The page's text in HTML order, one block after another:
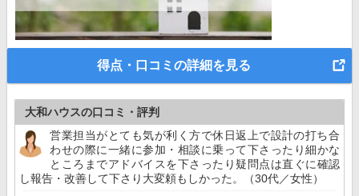
得点・口コミの詳細を見る
大和ハウスの口コミ・評判
営業担当がとても気が利く方で休日返上で設計の打ち合
わせの際に一緒に参加・相談に乗って下さったり細かな
ところまでアドバイスを下さったり疑問点は直ぐに確認
し報告・改善して下さり大変頼もしかった。（30代／女性）